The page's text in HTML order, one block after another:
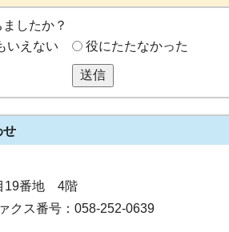
したか？
いえない 役にたたなかった
送信
せ
19番地 4階
クス番号：058-252-0639